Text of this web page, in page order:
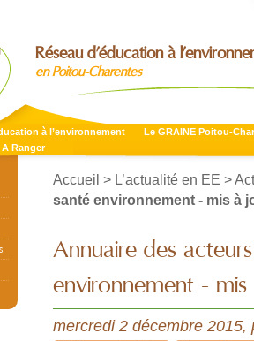
Réseau d’éducation à
en Poitou-Charentes
à l’environnement
Le GRAINE Poitou-
A Ranger
Accueil > L’actualité en EE >
santé environnement - mis à
Annuaire des
environnement -
mercredi 2 décembre 2015,